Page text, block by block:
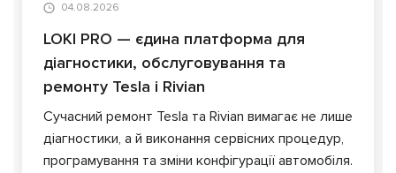
04.08.2026
LOKI PRO — єдина платформа для
діагностики, обслуговування та
ремонту Tesla і Rivian
Сучасний ремонт Tesla та Rivian вимагає не лише
діагностики, а й виконання сервісних процедур,
програмування та зміни конфігурації автомобіля.